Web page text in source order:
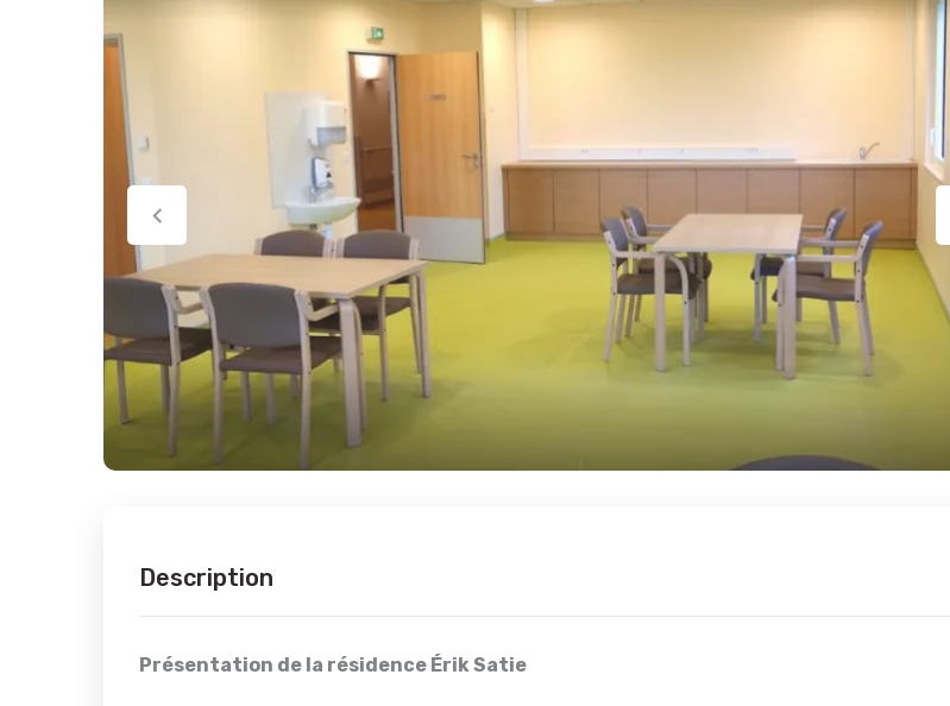
Description
Présentation de la résidence Érik Satie